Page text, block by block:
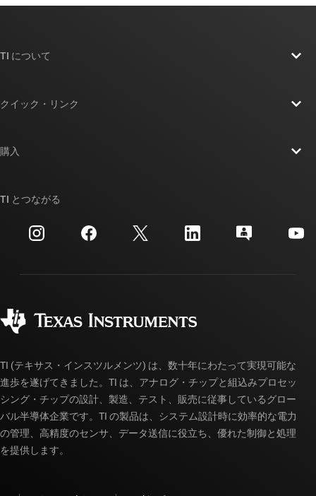
TI について
投資家向け情報
製造
クイック・リンク
クロスリファレンス検索
カスタマー・サポート・センター
myTI アカウントの FAQ
購入
ご注文に関する FAQ
TI とつながる
TI (テキサス・インスツルメンツ) は、数十年にわたって実現可能な
進歩を遂げてきました。TI は、アナログ・チップと組込みプロセッ
シング・チップの設計、製造、テスト、販売に従事しているグロー
バル半導体企業です。TI の製品は、システム設計時に効率的な電力
の管理、高精度のセンサ、データ送信に役立ち、優れた制御と処理
を提供します。